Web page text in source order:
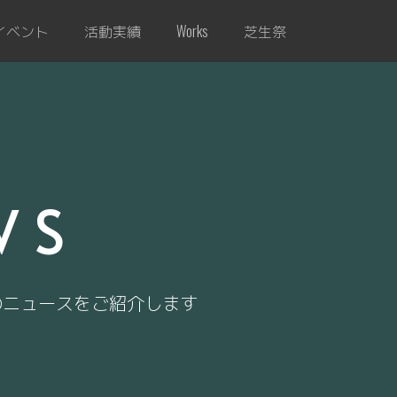
ベント 活動実績 Works 芝生祭
ュースをご紹介します